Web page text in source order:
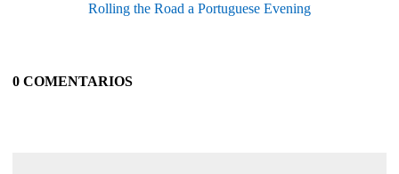
Rolling the Road a Portuguese Evening
0 COMENTARIOS